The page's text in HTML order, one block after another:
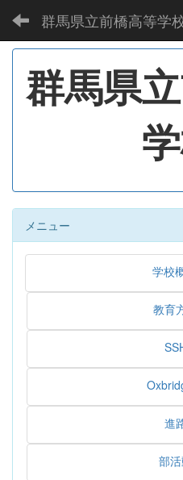
群馬県立前橋高等学
群馬県
メニュー
学校
教育
進
部